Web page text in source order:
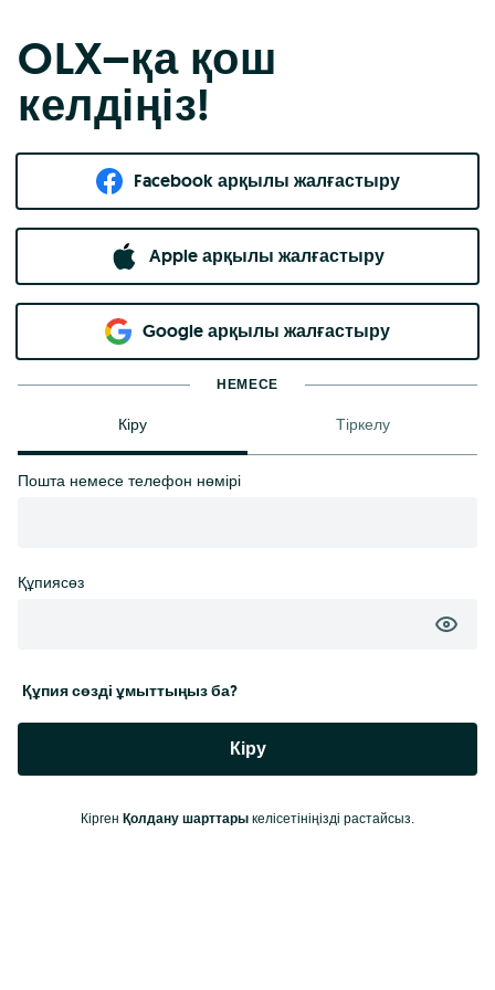
OLX–қа қош
келдіңіз!
Facebook арқылы жалғастыру
Apple арқылы жалғастыру
Google арқылы жалғастыру
НЕМЕСЕ
Кіру Тіркелу
Пошта немесе телефон нөмірі
Құпиясөз
Құпия сөзді ұмыттыңыз ба?
Кіру
Кірген Қолдану шарттары келісетініңізді растайсыз.